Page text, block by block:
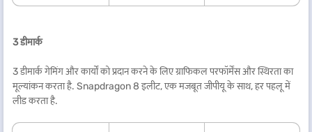
3 डीमार्क
3 डीमार्क गेमिंग और कार्यों को प्रदान करने के लिए ग्राफिकल परफॉर्मेंस और स्थिरता का
मूल्यांकन करता है. Snapdragon 8 इलीट, एक मजबूत जीपीयू के साथ, हर पहलू में
लीड करता है.